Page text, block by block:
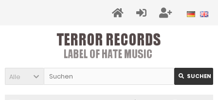
Alle SUCHEN